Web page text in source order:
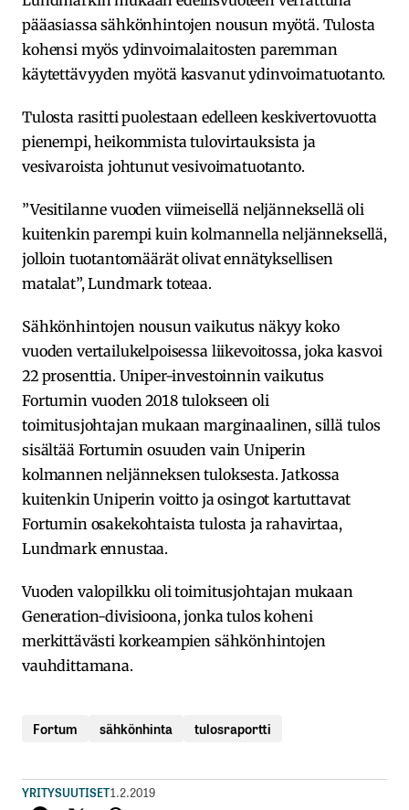
pääasiassa sähkönhintojen nousun myötä. Tulosta
kohensi myös ydinvoimalaitosten paremman
käytettävyyden myötä kasvanut ydinvoimatuotanto.
Tulosta rasitti puolestaan edelleen keskivertovuotta
pienempi, heikommista tulovirtauksista ja
vesivaroista johtunut vesivoimatuotanto.
”Vesitilanne vuoden viimeisellä neljänneksellä oli
kuitenkin parempi kuin kolmannella neljänneksellä,
jolloin tuotantomäärät olivat ennätyksellisen
matalat”, Lundmark toteaa.
Sähkönhintojen nousun vaikutus näkyy koko
vuoden vertailukelpoisessa liikevoitossa, joka kasvoi
22 prosenttia. Uniper-investoinnin vaikutus
Fortumin vuoden 2018 tulokseen oli
toimitusjohtajan mukaan marginaalinen, sillä tulos
sisältää Fortumin osuuden vain Uniperin
kolmannen neljänneksen tuloksesta. Jatkossa
kuitenkin Uniperin voitto ja osingot kartuttavat
Fortumin osakekohtaista tulosta ja rahavirtaa,
Lundmark ennustaa.
Vuoden valopilkku oli toimitusjohtajan mukaan
Generation-divisioona, jonka tulos koheni
merkittävästi korkeampien sähkönhintojen
vauhdittamana.
Fortum sähkönhinta tulosraportti
YRITYSUUTISET1.2.2019